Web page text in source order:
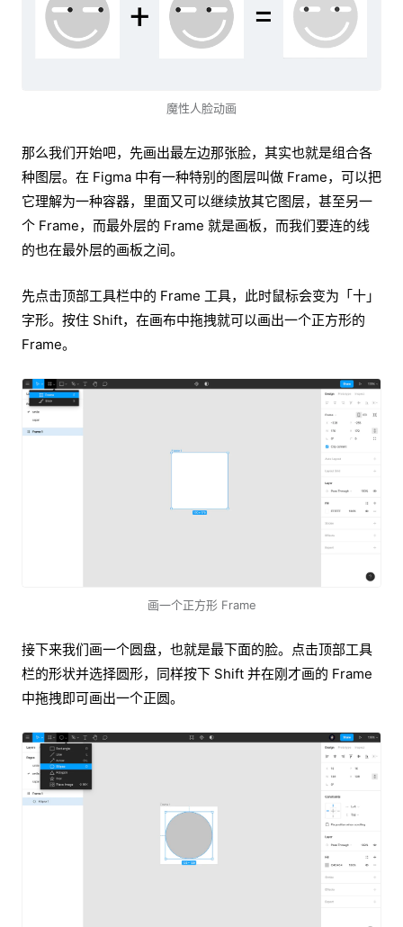
魔性人脸动画
那么我们开始吧，先画出最左边那张脸，其实也就是组合各
种图层。在 Figma 中有一种特别的图层叫做 Frame，可以把
它理解为一种容器，里面又可以继续放其它图层，甚至另一
个 Frame，而最外层的 Frame 就是画板，而我们要连的线
的也在最外层的画板之间。
先点击顶部工具栏中的 Frame 工具，此时鼠标会变为「十」
字形。按住 Shift，在画布中拖拽就可以画出一个正方形的
Frame。
画一个正方形 Frame
接下来我们画一个圆盘，也就是最下面的脸。点击顶部工具
栏的形状并选择圆形，同样按下 Shift 并在刚才画的 Frame
中拖拽即可画出一个正圆。